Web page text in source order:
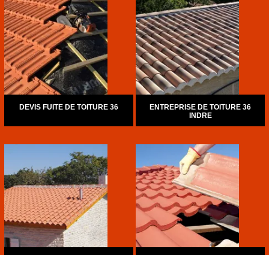
DEVIS FUITE DE TOITURE 36
ENTREPRISE DE TOITURE 36
INDRE